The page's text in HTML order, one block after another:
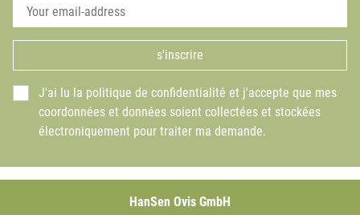
s'inscrire
J'ai lu la politique de confidentialité et j'accepte que mes
coordonnées et données soient collectées et stockées
électroniquement pour traiter ma demande.
HanSen Ovis GmbH